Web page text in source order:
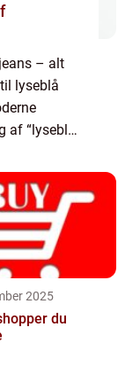
– alt
lyseblå
af “lyseblå
2025
du